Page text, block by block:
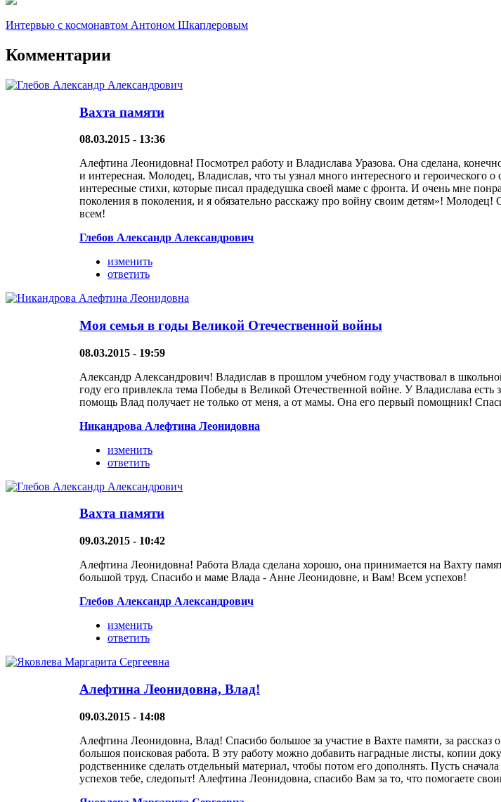
Интервью с космонавтом Антоном Шкаплеровым
Комментарии
Вахта памяти
08.03.2015 - 13:36
Алефтина Леонидовна! Посмотрел работу и Владислава Уразова. Она сделана,
и интересная. Молодец, Владислав, что ты узнал много интересного и
интересные стихи, которые писал прадедушка своей маме с фронта. И очень мне
поколения в поколения, и я обязательно расскажу про войну своим детям»!
всем!
Глебов Александр Александрович
изменить
ответить
Моя семья в годы Великой Отечественной войны
08.03.2015 - 19:59
Александр Александрович! Владислав в прошлом учебном году участвовал в
году его привлекла тема Победы в Великой Отечественной войне. У Владислава
помощь Влад получает не только от меня, а от мамы. Она его первый помощник!
Никандрова Алефтина Леонидовна
изменить
ответить
Вахта памяти
09.03.2015 - 10:42
Алефтина Леонидовна! Работа Влада сделана хорошо, она принимается на Вахту
большой труд. Спасибо и маме Влада - Анне Леонидовне, и Вам! Всем успехов!
Глебов Александр Александрович
изменить
ответить
Алефтина Леонидовна, Влад!
09.03.2015 - 14:08
Алефтина Леонидовна, Влад! Спасибо большое за участие в Вахте памяти, за
большоя поисковая работа. В эту работу можно добавить наградные листы, копии
родственнике сделать отдельный материал, чтобы потом его дополнять. Пусть
успехов тебе, следопыт! Алефтина Леонидовна, спасибо Вам за то, что помогаете